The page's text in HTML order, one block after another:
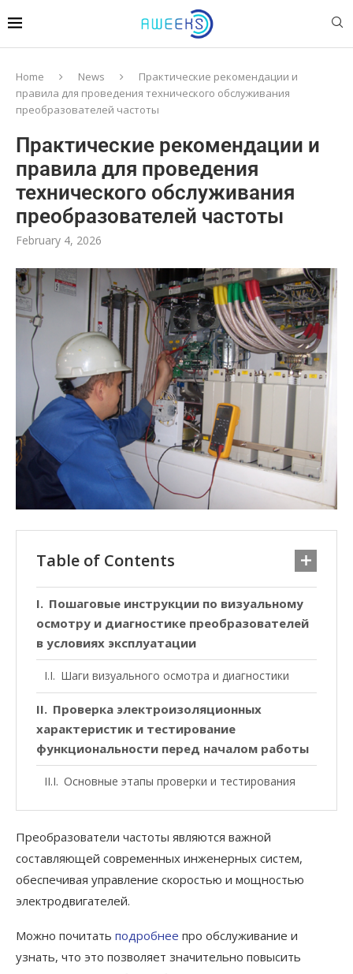
Home News
Практические рекомендации и
правила для проведения технического обслуживания
преобразователей частоты
Практические рекомендации и
правила для проведения
технического обслуживания
преобразователей частоты
February 4, 2026
Table of Contents
Пошаговые инструкции по визуальному
осмотру и диагностике преобразователей
в условиях эксплуатации
Шаги визуального осмотра и диагностики
Проверка электроизоляционных
характеристик и тестирование
функциональности перед началом работы
Основные этапы проверки и тестирования
Преобразователи частоты являются важной
составляющей современных инженерных систем,
обеспечивая управление скоростью и мощностью
электродвигателей.
Можно почитать подробнее про обслуживание и
узнать, что это позволяет значительно повысить